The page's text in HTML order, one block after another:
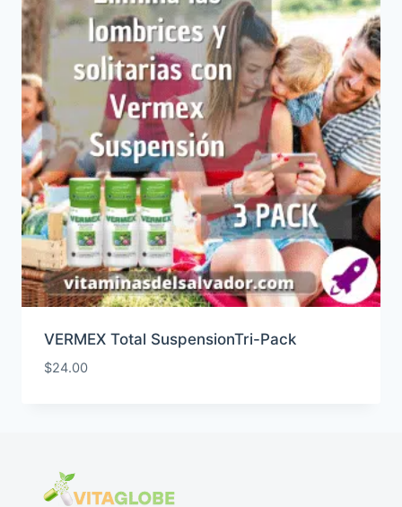
VERMEX Total SuspensionTri-Pack
$24.00